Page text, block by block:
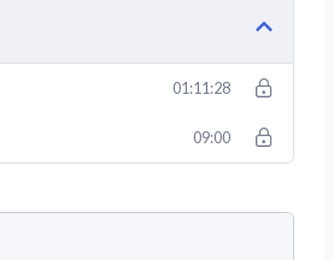
01:11:28
09:00